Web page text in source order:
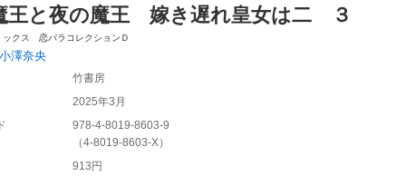
王と夜の魔王 嫁き遅れ皇女は二 ３
ックス 恋パラコレクションＤ
澤奈央
竹書房
2025年3月
978-4-8019-8603-9
（4-8019-8603-X）
913円